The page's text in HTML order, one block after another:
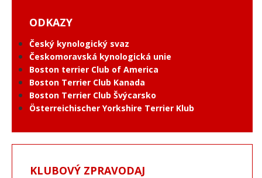
ODKAZY
Český kynologický svaz
Českomoravská kynologická unie
Boston terrier Club of America
Boston Terrier Club Kanada
Boston Terrier Club Švýcarsko
Österreichischer Yorkshire Terrier Klub
KLUBOVÝ ZPRAVODAJ